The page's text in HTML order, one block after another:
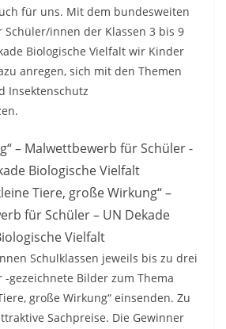
für uns. Mit dem bundesweiten
innen der Klassen 3 bis 9
Biologische Vielfalt wir Kinder
anregen, sich mit den Themen
Insektenschutz
Tiere, große Wirkung“ –
für Schüler – UN Dekade
Vielfalt
Schulklassen jeweils bis zu drei
gezeichnete Bilder zum Thema
große Wirkung“ einsenden. Zu
Sachpreise. Die Gewinner